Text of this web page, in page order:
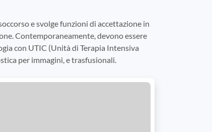
e svolge funzioni di accettazione in
Contemporaneamente, devono essere
con UTIC (Unità di Terapia Intensiva
per immagini, e trasfusionali.